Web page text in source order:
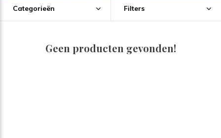
Categorieën Filters
Geen producten gevonden!